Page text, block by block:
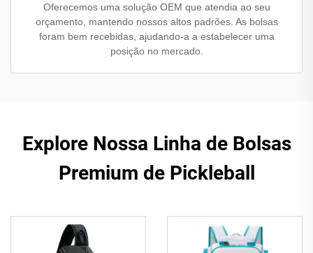
Oferecemos uma solução OEM que atendia ao seu
orçamento, mantendo nossos altos padrões. As bolsas
foram bem recebidas, ajudando-a a estabelecer uma
posição no mercado.
Explore Nossa Linha de Bolsas
Premium de Pickleball